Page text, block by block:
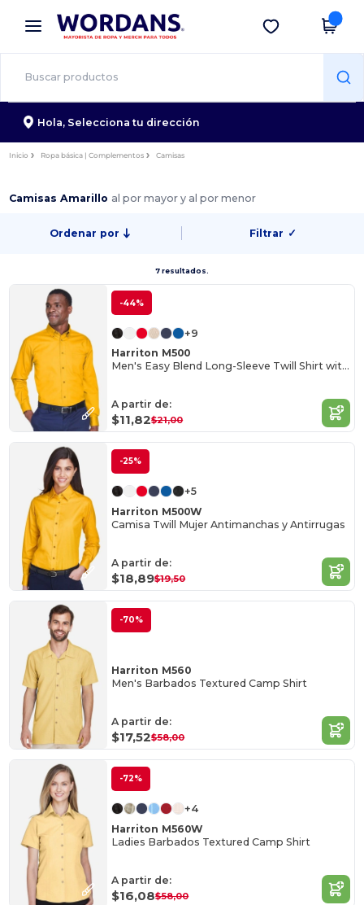
× App de Wordans
¡Mejores precios en app!
Descargar app
Hola, Selecciona tu dirección
Inicio Ropa básica | Complementos Camisas
Camisas Amarillo al por mayor y al por menor
Ordenar por Filtrar ✓
7 resultados.
-44%
+9
Harriton M500
Men's Easy Blend Long-Sleeve Twill Shirt with Stain-Release
A partir de:
$11,82$21,00
-25%
+5
Harriton M500W
Camisa Twill Mujer Antimanchas y Antirrugas
A partir de:
$18,89$19,50
-70%
Harriton M560
Men's Barbados Textured Camp Shirt
A partir de:
$17,52$58,00
-72%
+4
Harriton M560W
Ladies Barbados Textured Camp Shirt
A partir de:
$16,08$58,00